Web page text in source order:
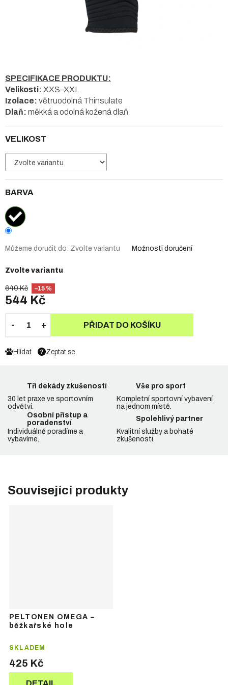
640 Kč –15 %
544 Kč
Zvolte variantu
VELIKOST
BARVA
Můžeme doručit do: Zvolte variantu Možnosti doručení
PŘIDAT DO KOŠÍKU
SPECIFIKACE PRODUKTU:
Velikosti: XXS–XXL
Izolace: větruodolná Thinsulate
Dlaň: měkká a odolná kožená dlaň
Zeptat se
Hlídat
Tři dekády zkušeností
30 let praxe ve sportovním
odvětví.
Vše pro sport
Kompletní sportovní vybavení
na jednom místě.
Osobní přístup a
poradenství
Individuálně poradíme a
vybavíme.
Spolehlivý partner
Kvalitní služby a bohaté
zkušenosti.
Související produkty
PELTONEN OMEGA –
běžkařské hole
SKLADEM
425 Kč
DETAIL